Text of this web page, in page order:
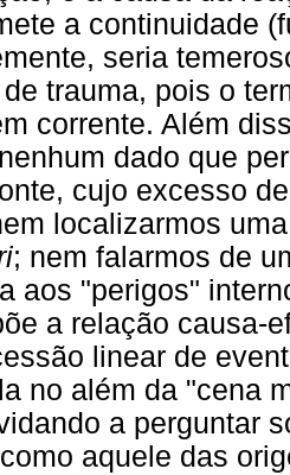
a continuidade
seria
trauma, pois o
corrente. Além
dado que
cujo excesso
localizarmos
; nem falarmos de
aos "perigos"
a relação causa-
linear de
no além da "cena
a perguntar
aquele das